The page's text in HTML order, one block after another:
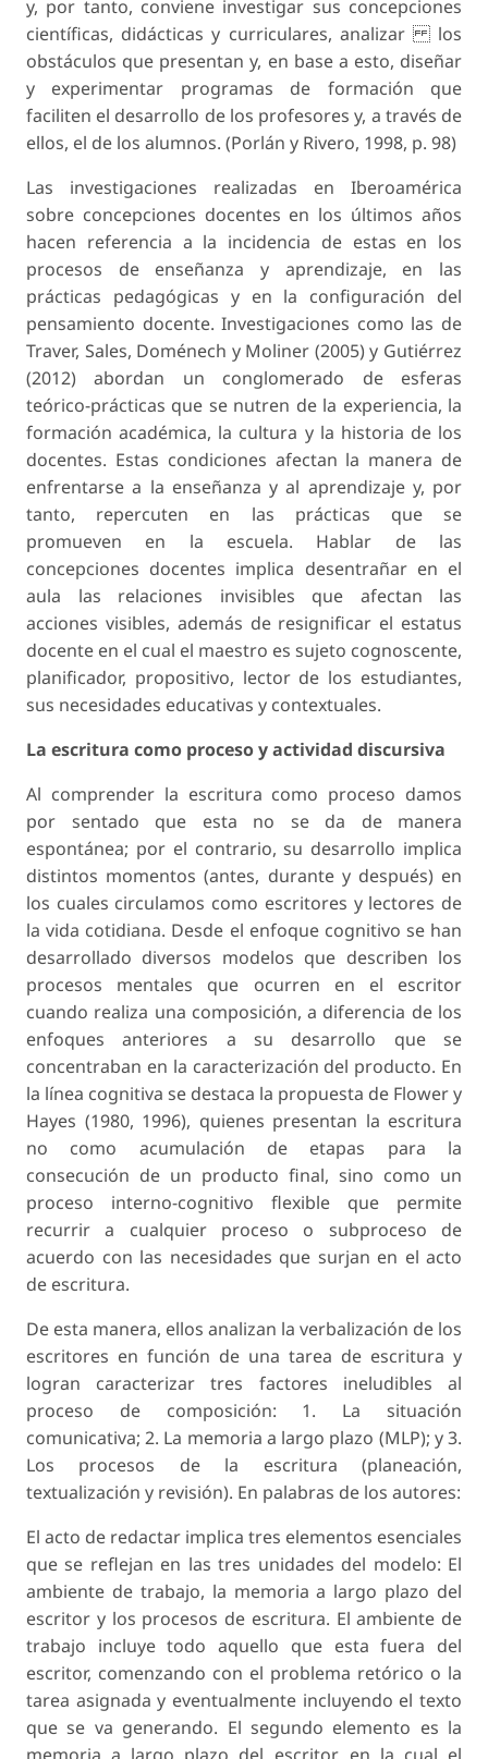
y, por tanto, conviene investigar sus concepciones
científicas, didácticas y curriculares, analizar los
obstáculos que presentan y, en base a esto, diseñar
y experimentar programas de formación que
faciliten el desarrollo de los profesores y, a través de
ellos, el de los alumnos. (Porlán y Rivero, 1998, p. 98)
Las investigaciones realizadas en Iberoamérica
sobre concepciones docentes en los últimos años
hacen referencia a la incidencia de estas en los
procesos de enseñanza y aprendizaje, en las
prácticas pedagógicas y en la configuración del
pensamiento docente. Investigaciones como las de
Traver, Sales, Doménech y Moliner (2005) y Gutiérrez
(2012) abordan un conglomerado de esferas
teórico-prácticas que se nutren de la experiencia, la
formación académica, la cultura y la historia de los
docentes. Estas condiciones afectan la manera de
enfrentarse a la enseñanza y al aprendizaje y, por
tanto, repercuten en las prácticas que se
promueven en la escuela. Hablar de las
concepciones docentes implica desentrañar en el
aula las relaciones invisibles que afectan las
acciones visibles, además de resignificar el estatus
docente en el cual el maestro es sujeto cognoscente,
planificador, propositivo, lector de los estudiantes,
sus necesidades educativas y contextuales.
La escritura como proceso y actividad discursiva
Al comprender la escritura como proceso damos
por sentado que esta no se da de manera
espontánea; por el contrario, su desarrollo implica
distintos momentos (antes, durante y después) en
los cuales circulamos como escritores y lectores de
la vida cotidiana. Desde el enfoque cognitivo se han
desarrollado diversos modelos que describen los
procesos mentales que ocurren en el escritor
cuando realiza una composición, a diferencia de los
enfoques anteriores a su desarrollo que se
concentraban en la caracterización del producto. En
la línea cognitiva se destaca la propuesta de Flower y
Hayes (1980, 1996), quienes presentan la escritura
no como acumulación de etapas para la
consecución de un producto final, sino como un
proceso interno-cognitivo flexible que permite
recurrir a cualquier proceso o subproceso de
acuerdo con las necesidades que surjan en el acto
de escritura.
De esta manera, ellos analizan la verbalización de los
escritores en función de una tarea de escritura y
logran caracterizar tres factores ineludibles al
proceso de composición: 1. La situación
comunicativa; 2. La memoria a largo plazo (MLP); y 3.
Los procesos de la escritura (planeación,
textualización y revisión). En palabras de los autores:
El acto de redactar implica tres elementos esenciales
que se reflejan en las tres unidades del modelo: El
ambiente de trabajo, la memoria a largo plazo del
escritor y los procesos de escritura. El ambiente de
trabajo incluye todo aquello que esta fuera del
escritor, comenzando con el problema retórico o la
tarea asignada y eventualmente incluyendo el texto
que se va generando. El segundo elemento es la